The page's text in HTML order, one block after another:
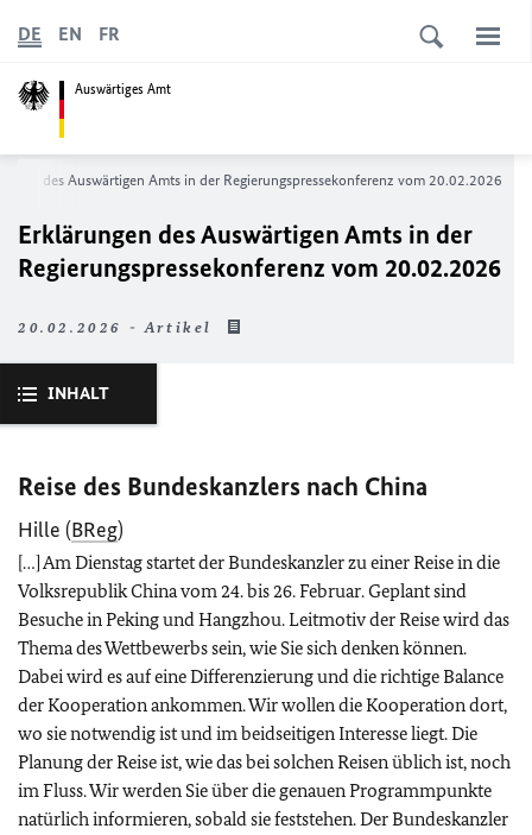
Auswärtiges Amt
DE EN FR
des Auswärtigen Amts in der Regierungspressekonferenz vom 20.02.2026
Erklärungen des Auswärtigen Amts in der
Regierungspressekonferenz vom 20.02.2026
20.02.2026 - Artikel
INHALT
Reise des Bundeskanzlers nach China
Hille (BReg)
[…] Am Dienstag startet der Bundeskanzler zu einer Reise in die
Volksrepublik China vom 24. bis 26. Februar. Geplant sind
Besuche in Peking und Hangzhou. Leitmotiv der Reise wird das
Thema des Wettbewerbs sein, wie Sie sich denken können.
Dabei wird es auf eine Differenzierung und die richtige Balance
der Kooperation ankommen. Wir wollen die Kooperation dort,
wo sie notwendig ist und im beidseitigen Interesse liegt. Die
Planung der Reise ist, wie das bei solchen Reisen üblich ist, noch
im Fluss. Wir werden Sie über die genauen Programmpunkte
natürlich informieren, sobald sie feststehen. Der Bundeskanzler